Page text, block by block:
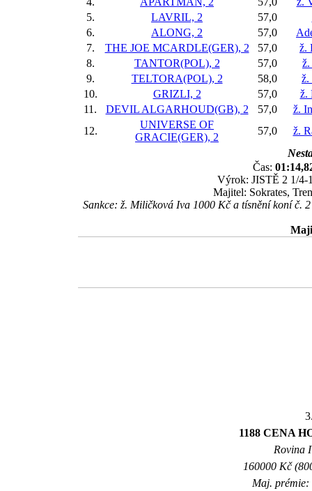
5.
LAVRIL, 2 57,0
6.
ALONG, 2 57,0
7.
THE JOE MCARDLE(GER), 2 57,0
ž.
8.
TANTOR(POL), 2 57,0
ž.
9.
TELTORA(POL), 2 58,0
ž.
10.
GRIZLI, 2 57,0
ž.
11.
DEVIL ALGARHOUD(GB), 2 57,0
ž.
12.
UNIVERSE OF
GRACIE(GER), 2
57,0
ž.
Čas:
Výrok: JISTĚ 2 1/4-
Majitel: Sokrates,
Sankce: ž. Miličková Iva 1000 Kč a tísnění koní č.
1188 CENA
Rovina
160000 Kč
Maj. prémie: